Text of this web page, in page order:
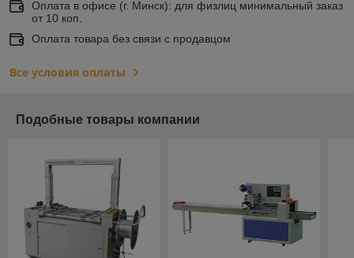
Оплата в офисе (г. Минск): для физлиц минимальный заказ
от 10 коп.
Оплата товара без связи с продавцом
Все условия оплаты
Подобные товары компании